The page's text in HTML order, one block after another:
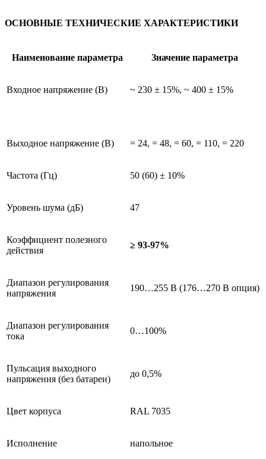
ОСНОВНЫЕ ТЕХНИЧЕСКИЕ ХАРАКТЕРИСТИКИ
Наименование параметра Значение параметра
Входное напряжение (В) ~ 230 ± 15%, ~ 400 ± 15%
Выходное напряжение (В) = 24, = 48, = 60, = 110, = 220
Частота (Гц) 50 (60) ± 10%
Уровень шума (дБ) 47
Коэффициент полезного
действия
≥ 93-97%
Диапазон регулирования
напряжения
190…255 В (176…270 В опция)
Диапазон регулирования
тока
0…100%
Пульсация выходного
напряжения (без батареи)
до 0,5%
Цвет корпуса RAL 7035
Исполнение напольное